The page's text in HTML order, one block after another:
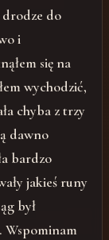
do
i
się na
wychodzić,
chyba z trzy
dawno
bardzo
jakieś runy
był
Wspominam